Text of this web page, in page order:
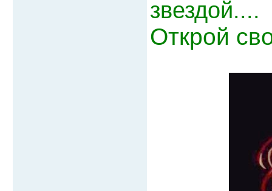
звездой....
Открой